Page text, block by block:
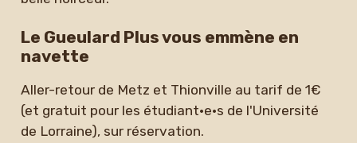
Le Gueulard Plus vous emmène en
navette
Aller-retour de Metz et Thionville au tarif de 1€
(et gratuit pour les étudiant·e·s de l'Université
de Lorraine), sur réservation.